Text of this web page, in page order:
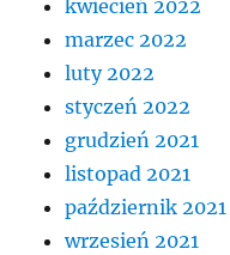
kwiecień 2022
marzec 2022
luty 2022
styczeń 2022
grudzień 2021
listopad 2021
październik 2021
wrzesień 2021